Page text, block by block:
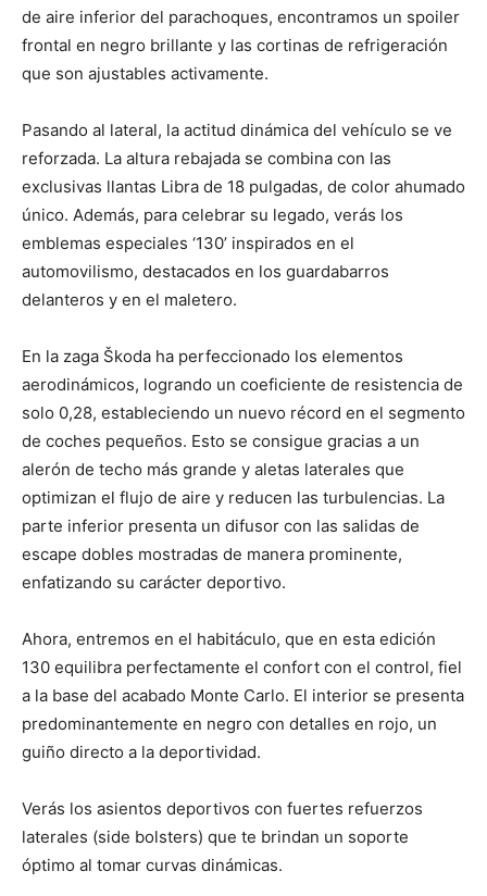
de aire inferior del parachoques, encontramos un spoiler
frontal en negro brillante y las cortinas de refrigeración
que son ajustables activamente.
Pasando al lateral, la actitud dinámica del vehículo se ve
reforzada. La altura rebajada se combina con las
exclusivas llantas Libra de 18 pulgadas, de color ahumado
único. Además, para celebrar su legado, verás los
emblemas especiales ‘130’ inspirados en el
automovilismo, destacados en los guardabarros
delanteros y en el maletero.
En la zaga Škoda ha perfeccionado los elementos
aerodinámicos, logrando un coeficiente de resistencia de
solo 0,28, estableciendo un nuevo récord en el segmento
de coches pequeños. Esto se consigue gracias a un
alerón de techo más grande y aletas laterales que
optimizan el flujo de aire y reducen las turbulencias. La
parte inferior presenta un difusor con las salidas de
escape dobles mostradas de manera prominente,
enfatizando su carácter deportivo.
Ahora, entremos en el habitáculo, que en esta edición
130 equilibra perfectamente el confort con el control, fiel
a la base del acabado Monte Carlo. El interior se presenta
predominantemente en negro con detalles en rojo, un
guiño directo a la deportividad.
Verás los asientos deportivos con fuertes refuerzos
laterales (side bolsters) que te brindan un soporte
óptimo al tomar curvas dinámicas.